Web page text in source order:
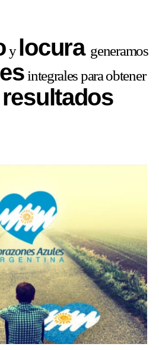
ylocura generamos
integrales para obtener
resultados